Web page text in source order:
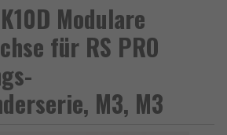
Modulare
für RS PRO
M3, M3